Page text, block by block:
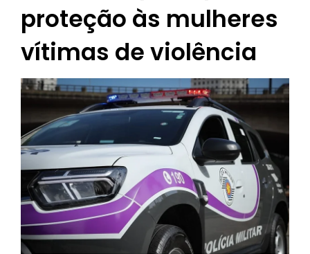
proteção às mulheres
vítimas de violência